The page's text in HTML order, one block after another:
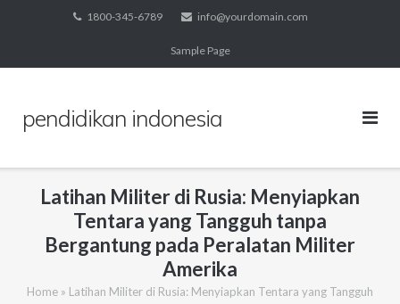
1800-345-6789 info@yourdomain.com
Sample Page
pendidikan indonesia
Latihan Militer di Rusia: Menyiapkan
Tentara yang Tangguh tanpa
Bergantung pada Peralatan Militer
Amerika
Home » Latihan Militer di Rusia: Menyiapkan Tentara yang Tangguh